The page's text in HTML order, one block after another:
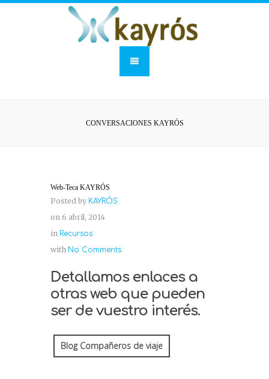
CONVERSACIONES KAYRÓS
Web-Teca KAYRÓS
Posted by KAYRÓS
on 6 abril, 2014
in Recursos
with No Comments
Detallamos enlaces a
otras web que pueden
ser de vuestro interés.
Blog Compañeros de viaje